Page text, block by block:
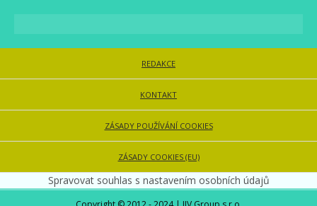
REDAKCE
KONTAKT
ZÁSADY POUŽÍVÁNÍ COOKIES
ZÁSADY COOKIES (EU)
Spravovat souhlas s nastavením osobních údajů